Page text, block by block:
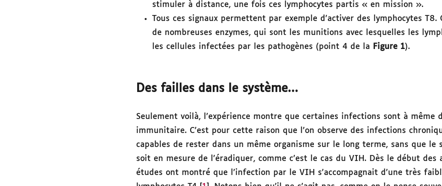
stimuler à distance, une fois ces lymphocytes partis « en mission ».
Tous ces signaux permettent par exemple d’activer des lymphocytes T8.
de nombreuses enzymes, qui sont les munitions avec lesquelles les
les cellules infectées par les pathogènes (point 4 de la
Figure 1).
Des failles dans le système…
Seulement voilà, l’expérience montre que certaines infections sont à même
immunitaire. C’est pour cette raison que l’on observe des infections
capables de rester dans un même organisme sur le long terme, sans que le
soit en mesure de l’éradiquer, comme c’est le cas du VIH. Dès le début des
études ont montré que l’infection par le VIH s’accompagnait d’une très